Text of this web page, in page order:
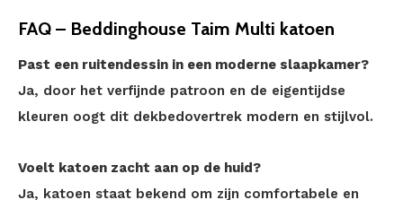
FAQ – Beddinghouse Taim Multi katoen
Past een ruitendessin in een moderne slaapkamer?
Ja, door het verfijnde patroon en de eigentijdse
kleuren oogt dit dekbedovertrek modern en stijlvol.
Voelt katoen zacht aan op de huid?
Ja, katoen staat bekend om zijn comfortabele en